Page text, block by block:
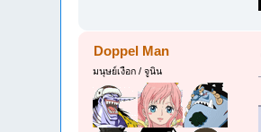
Doppel Man
มนุษย์เงือก / จูนิน